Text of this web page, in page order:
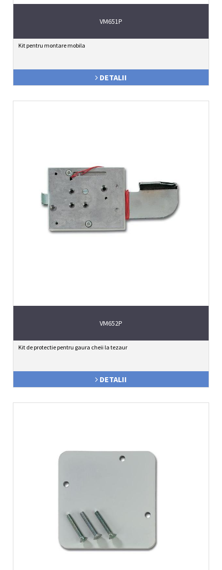
VM651P
Kit pentru montare mobila
DETALII
VM652P
Kit de protectie pentru gaura cheii la tezaur
DETALII